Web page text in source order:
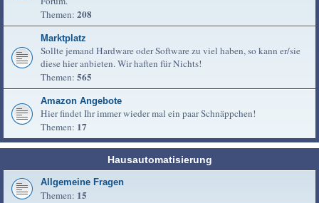
Themen: 208
Marktplatz
Sollte jemand Hardware oder Software zu viel haben, so kann er/sie
diese hier anbieten. Wir haften für Nichts!
Themen: 565
Amazon Angebote
Hier findet Ihr immer wieder mal ein paar Schnäppchen!
Themen: 17
Hausautomatisierung
Allgemeine Fragen
Themen: 15